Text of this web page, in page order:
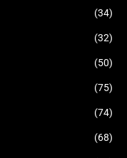
(34)
(32)
(50)
(75)
(74)
(68)